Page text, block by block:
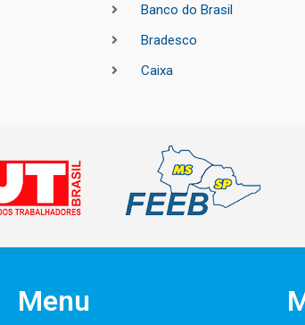
Banco do Brasil
Bradesco
Caixa
Menu